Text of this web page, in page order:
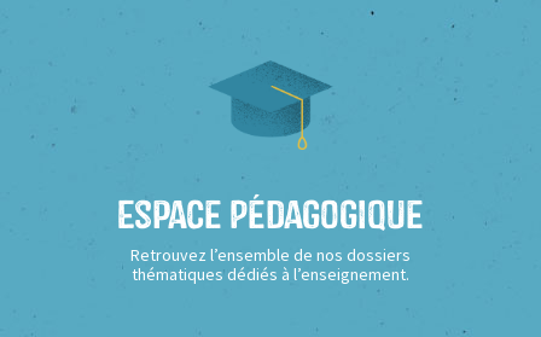
Espace Pédagogique
Retrouvez l’ensemble de nos dossiers
thématiques dédiés à l’enseignement.